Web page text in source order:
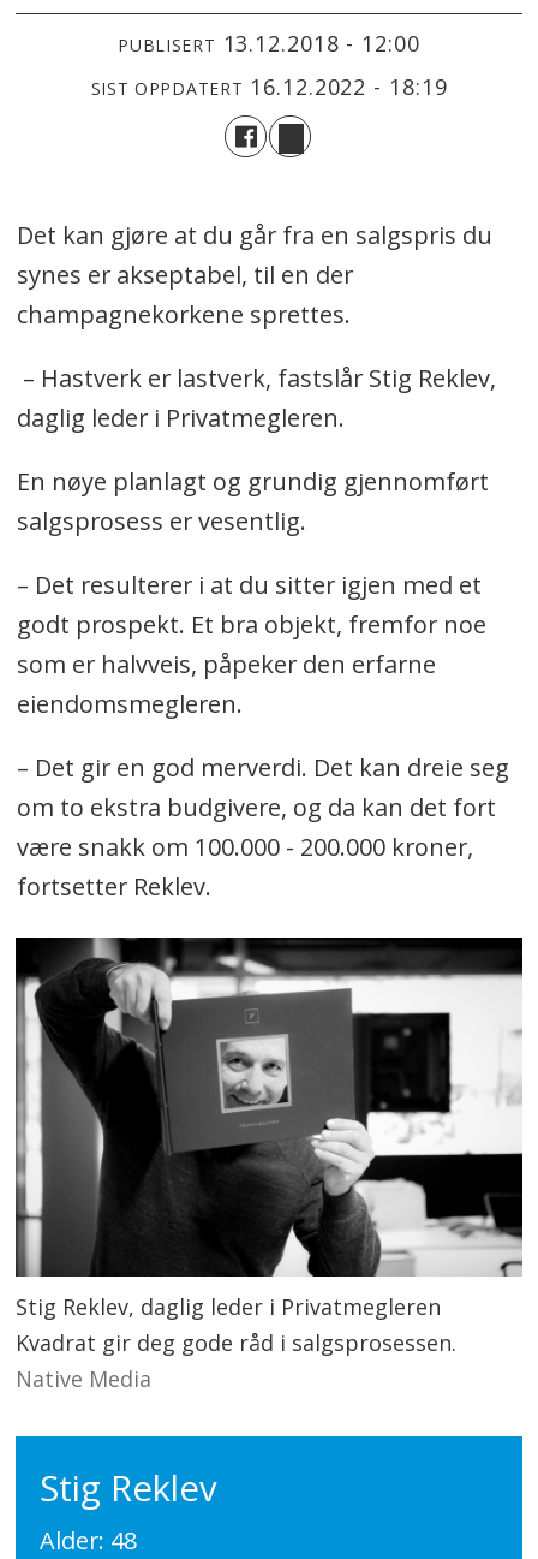
PUBLISERT 13.12.2018 - 12:00
SIST OPPDATERT 16.12.2022 - 18:19
Det kan gjøre at du går fra en salgspris du
synes er akseptabel, til en der
champagnekorkene sprettes.
– Hastverk er lastverk, fastslår Stig Reklev,
daglig leder i Privatmegleren.
En nøye planlagt og grundig gjennomført
salgsprosess er vesentlig.
– Det resulterer i at du sitter igjen med et
godt prospekt. Et bra objekt, fremfor noe
som er halvveis, påpeker den erfarne
eiendomsmegleren.
– Det gir en god merverdi. Det kan dreie seg
om to ekstra budgivere, og da kan det fort
være snakk om 100.000 - 200.000 kroner,
fortsetter Reklev.
Stig Reklev, daglig leder i Privatmegleren
Kvadrat gir deg gode råd i salgsprosessen.
Native Media
Stig Reklev
Alder: 48